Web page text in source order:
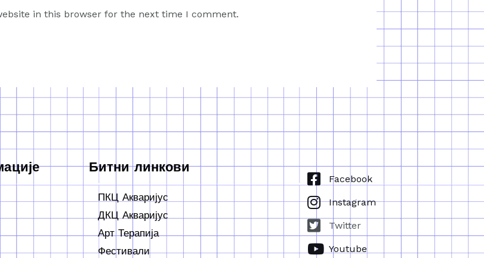
in this browser for the next time I comment.
Битни линкови
ПКЦ Акваријус
ДКЦ Акваријус
Арт Терапија
Фестивали
Facebook
Instagram
Twitter
Youtube